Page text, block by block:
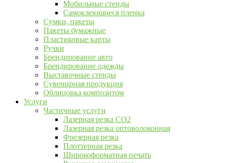
Мобильные стенды
Самоклеющиеся пленка
Сумки, пакеты
Пакеты бумажные
Пластиковые карты
Ручки
Брендирование авто
Брендирование одежды
Выставочные стенды
Сувенирная продукция
Облицовка композитом
Услуги
Частичные услуги
Лазерная резка CO2
Лазерная резка оптоволоконная
Фрезерная резка
Плоттерная резка
Широкоформатная печать